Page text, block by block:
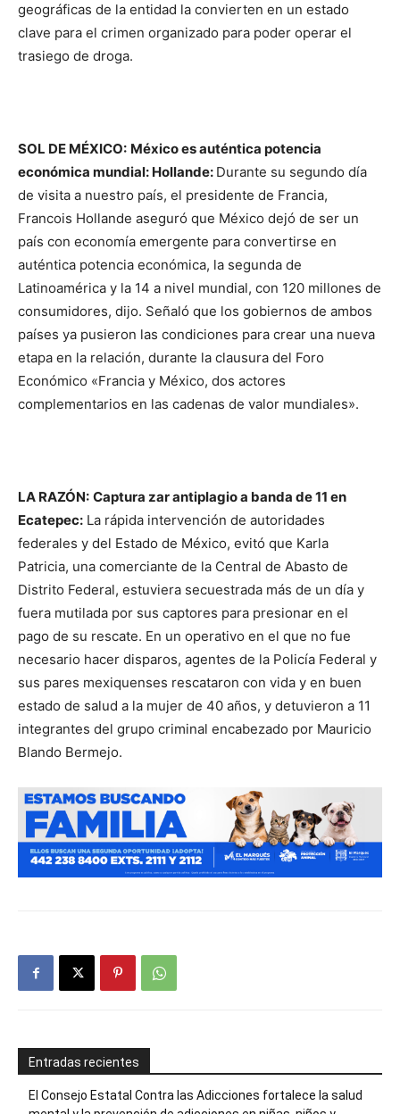
geográficas de la entidad la convierten en un estado
clave para el crimen organizado para poder operar el
trasiego de droga.
SOL DE MÉXICO: México es auténtica potencia
económica mundial: Hollande: Durante su segundo día
de visita a nuestro país, el presidente de Francia,
Francois Hollande aseguró que México dejó de ser un
país con economía emergente para convertirse en
auténtica potencia económica, la segunda de
Latinoamérica y la 14 a nivel mundial, con 120 millones de
consumidores, dijo. Señaló que los gobiernos de ambos
países ya pusieron las condiciones para crear una nueva
etapa en la relación, durante la clausura del Foro
Económico «Francia y México, dos actores
complementarios en las cadenas de valor mundiales».
LA RAZÓN: Captura zar antiplagio a banda de 11 en
Ecatepec: La rápida intervención de autoridades
federales y del Estado de México, evitó que Karla
Patricia, una comerciante de la Central de Abasto de
Distrito Federal, estuviera secuestrada más de un día y
fuera mutilada por sus captores para presionar en el
pago de su rescate. En un operativo en el que no fue
necesario hacer disparos, agentes de la Policía Federal y
sus pares mexiquenses rescataron con vida y en buen
estado de salud a la mujer de 40 años, y detuvieron a 11
integrantes del grupo criminal encabezado por Mauricio
Blando Bermejo.
Entradas recientes
El Consejo Estatal Contra las Adicciones fortalece la salud